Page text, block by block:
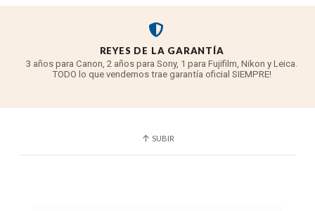
REYES DE LA GARANTÍA
3 años para Canon, 2 años para Sony, 1 para Fujifilm, Nikon y Leica.
TODO lo que vendemos trae garantía oficial SIEMPRE!
SUBIR